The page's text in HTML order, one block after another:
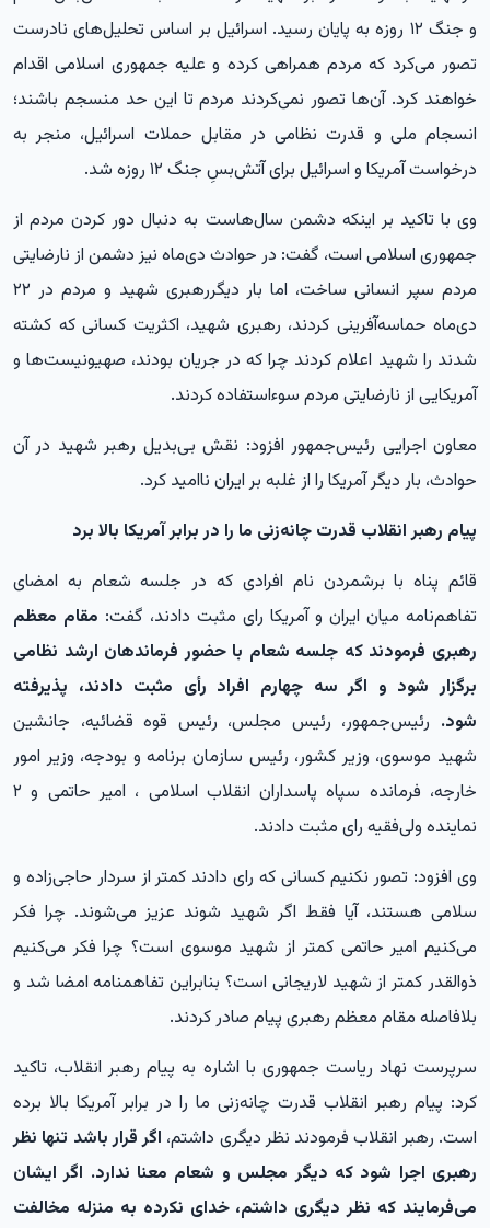
و جنگ ۱۲ روزه به پایان رسید. اسرائیل بر اساس تحلیل‌های نادرست
تصور می‌کرد که مردم همراهی کرده و علیه جمهوری اسلامی اقدام
خواهند کرد. آن‌ها تصور نمی‌کردند مردم تا این حد منسجم باشند؛
انسجام ملی و قدرت نظامی در مقابل حملات اسرائیل، منجر به
درخواست آمریکا و اسرائیل برای آتش‌بسِ جنگ ۱۲ روزه شد.
وی با تاکید بر اینکه دشمن سال‌هاست به دنبال دور کردن مردم از
جمهوری اسلامی است، گفت: در حوادث دی‌ماه نیز دشمن از نارضایتی
مردم سپر انسانی ساخت، اما بار دیگررهبری شهید و مردم در ۲۲
دی‌ماه حماسه‌آفرینی کردند، رهبری شهید، اکثریت کسانی که کشته
شدند را شهید اعلام کردند چرا که در جریان بودند، صهیونیست‌ها و
آمریکایی از نارضایتی مردم سوءاستفاده کردند.
معاون اجرایی رئیس‌جمهور افزود: نقش بی‌بدیل رهبر شهید در آن
حوادث، بار دیگر آمریکا را از غلبه بر ایران ناامید کرد.
پیام رهبر انقلاب قدرت چانه‌زنی ما را در برابر آمریکا بالا برد
قائم پناه با برشمردن نام افرادی که در جلسه شعام به امضای
تفاهم‌نامه میان ایران و آمریکا رای مثبت دادند، گفت: مقام معظم
رهبری فرمودند که جلسه شعام با حضور فرماندهان ارشد نظامی
برگزار شود و اگر سه چهارم افراد رأی مثبت دادند، پذیرفته
شود. رئیس‌جمهور، رئیس مجلس، رئیس قوه قضائیه، جانشین
شهید موسوی، وزیر کشور، رئیس سازمان برنامه و بودجه، وزیر امور
خارجه، فرمانده سپاه پاسداران انقلاب اسلامی ، امیر حاتمی و ۲
نماینده ولی‌فقیه رای مثبت دادند.
وی افزود: تصور نکنیم کسانی که رای دادند کمتر از سردار حاجی‌زاده و
سلامی هستند، آیا فقط اگر شهید شوند عزیز می‌شوند. چرا فکر
می‌کنیم امیر حاتمی کمتر از شهید موسوی است؟ چرا فکر می‌کنیم
ذوالقدر کمتر از شهید لاریجانی است؟ بنابراین تفاهمنامه امضا شد و
بلافاصله مقام معظم رهبری پیام صادر کردند.
سرپرست نهاد ریاست جمهوری با اشاره به پیام رهبر انقلاب، تاکید
کرد: پیام رهبر انقلاب قدرت چانه‌زنی ما را در برابر آمریکا بالا برده
است. رهبر انقلاب فرمودند نظر دیگری داشتم، اگر قرار باشد تنها نظر
رهبری اجرا شود که دیگر مجلس و شعام معنا ندارد. اگر ایشان
می‌فرمایند که نظر دیگری داشتم، خدای نکرده به منزله مخالفت